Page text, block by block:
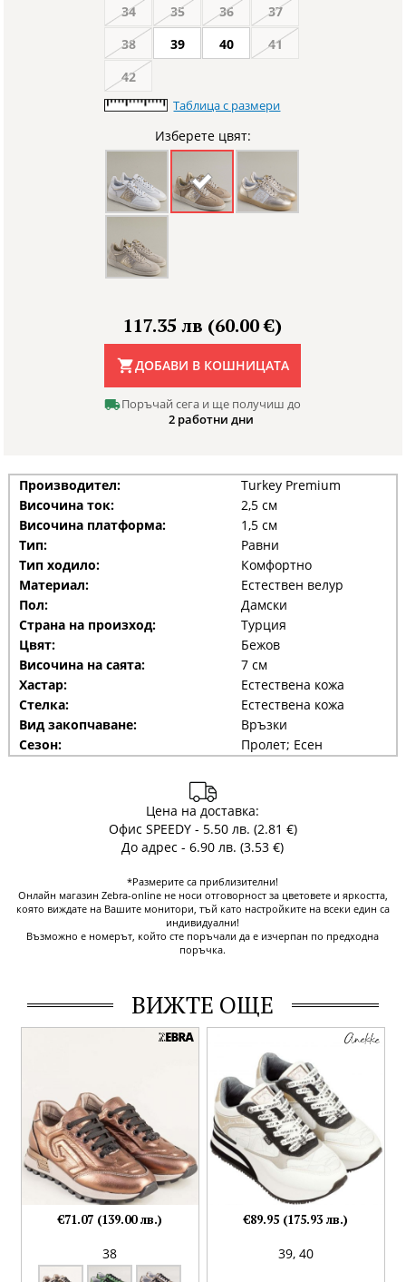
34
35 36
37
38
39 40
41
42
Таблица с размери
Изберете цвят:
117.35 лв (60.00 €)
ДОБАВИ В КОШНИЦАТА
Поръчай сега и ще получиш до
2 работни дни
Производител:
Turkey Premium
Височина ток:
2,5 см
Височина платформа:
1,5 см
Тип:
Равни
Тип ходило:
Комфортно
Материал:
Естествен велур
Пол:
Дамски
Страна на произход:
Турция
Цвят:
Бежов
Височина на саята:
7 см
Хастар:
Естествена кожа
Стелка:
Естествена кожа
Вид закопчаване:
Връзки
Сезон:
Пролет; Есен
Цена на доставка:
Офис SPEEDY - 5.50 лв. (2.81 €)
До адрес - 6.90 лв. (3.53 €)
*Размерите са приблизителни!
Онлайн магазин Zebra-online не носи отговорност за цветовете и яркостта,
която виждате на Вашите монитори, тъй като настройките на всеки един са
индивидуални!
Възможно е номерът, който сте поръчали да е изчерпан по предходна
поръчка.
ВИЖТЕ ОЩЕ
38
€71.07 (139.00 лв.)
39, 40
€89.95 (175.93 лв.)